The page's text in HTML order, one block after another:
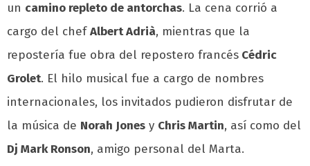
un camino repleto de antorchas. La cena corrió a
cargo del chefAlbert Adrià, mientras que la
repostería fue obra del repostero francés Cédric
Grolet. El hilo musical fue a cargo de nombres
internacionales, los invitados pudieron disfrutar de
la música de Norah Jones y Chris Martin, así como del
Dj Mark Ronson, amigo personal del Marta.